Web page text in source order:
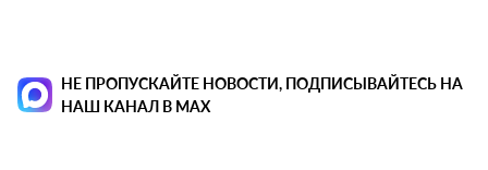
НЕ ПРОПУСКАЙТЕ НОВОСТИ, ПОДПИСЫВАЙТЕСЬ НА
НАШ КАНАЛ В MAX